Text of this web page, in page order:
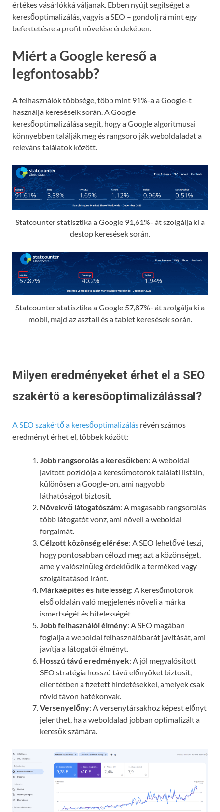
értékes vásárlókká váljanak. Ebben nyújt segítséget a
keresőoptimalizálás, vagyis a SEO – gondolj rá mint egy
befektetésre a profit növelése érdekében.
Miért a Google kereső a
legfontosabb?
A felhasználók többsége, több mint 91%-a a Google-t
használja kereséseik során. A Google
keresőoptimalizálása segít, hogy a Google algoritmusai
könnyebben találják meg és rangsorolják weboldaladat a
releváns találatok között.
Statcounter statisztika a Google 91,61%- át szolgálja ki a
destop keresések során.
Statcounter statisztika a Google 57,87%- át szolgálja ki a
mobil, majd az asztali és a tablet keresések során.
Milyen eredményeket érhet el a SEO
szakértő a keresőoptimalizálással?
A SEO szakértő a keresőoptimalizálás révén számos
eredményt érhet el, többek között:
Jobb rangsorolás a keresőkben: A weboldal
javított pozíciója a keresőmotorok találati listáin,
különösen a Google-on, ami nagyobb
láthatóságot biztosít.
Növekvő látogatószám: A magasabb rangsorolás
több látogatót vonz, ami növeli a weboldal
forgalmát.
Célzott közönség elérése: A SEO lehetővé teszi,
hogy pontosabban célozd meg azt a közönséget,
amely valószínűleg érdeklődik a terméked vagy
szolgáltatásod iránt.
Márkaépítés és hitelesség: A keresőmotorok
első oldalán való megjelenés növeli a márka
ismertségét és hitelességét.
Jobb felhasználói élmény: A SEO magában
foglalja a weboldal felhasználóbarát javítását, ami
javítja a látogatói élményt.
Hosszú távú eredmények: A jól megvalósított
SEO stratégia hosszú távú előnyöket biztosít,
ellentétben a fizetett hirdetésekkel, amelyek csak
rövid távon hatékonyak.
Versenyelőny: A versenytársakhoz képest előnyt
jelenthet, ha a weboldalad jobban optimalizált a
keresők számára.